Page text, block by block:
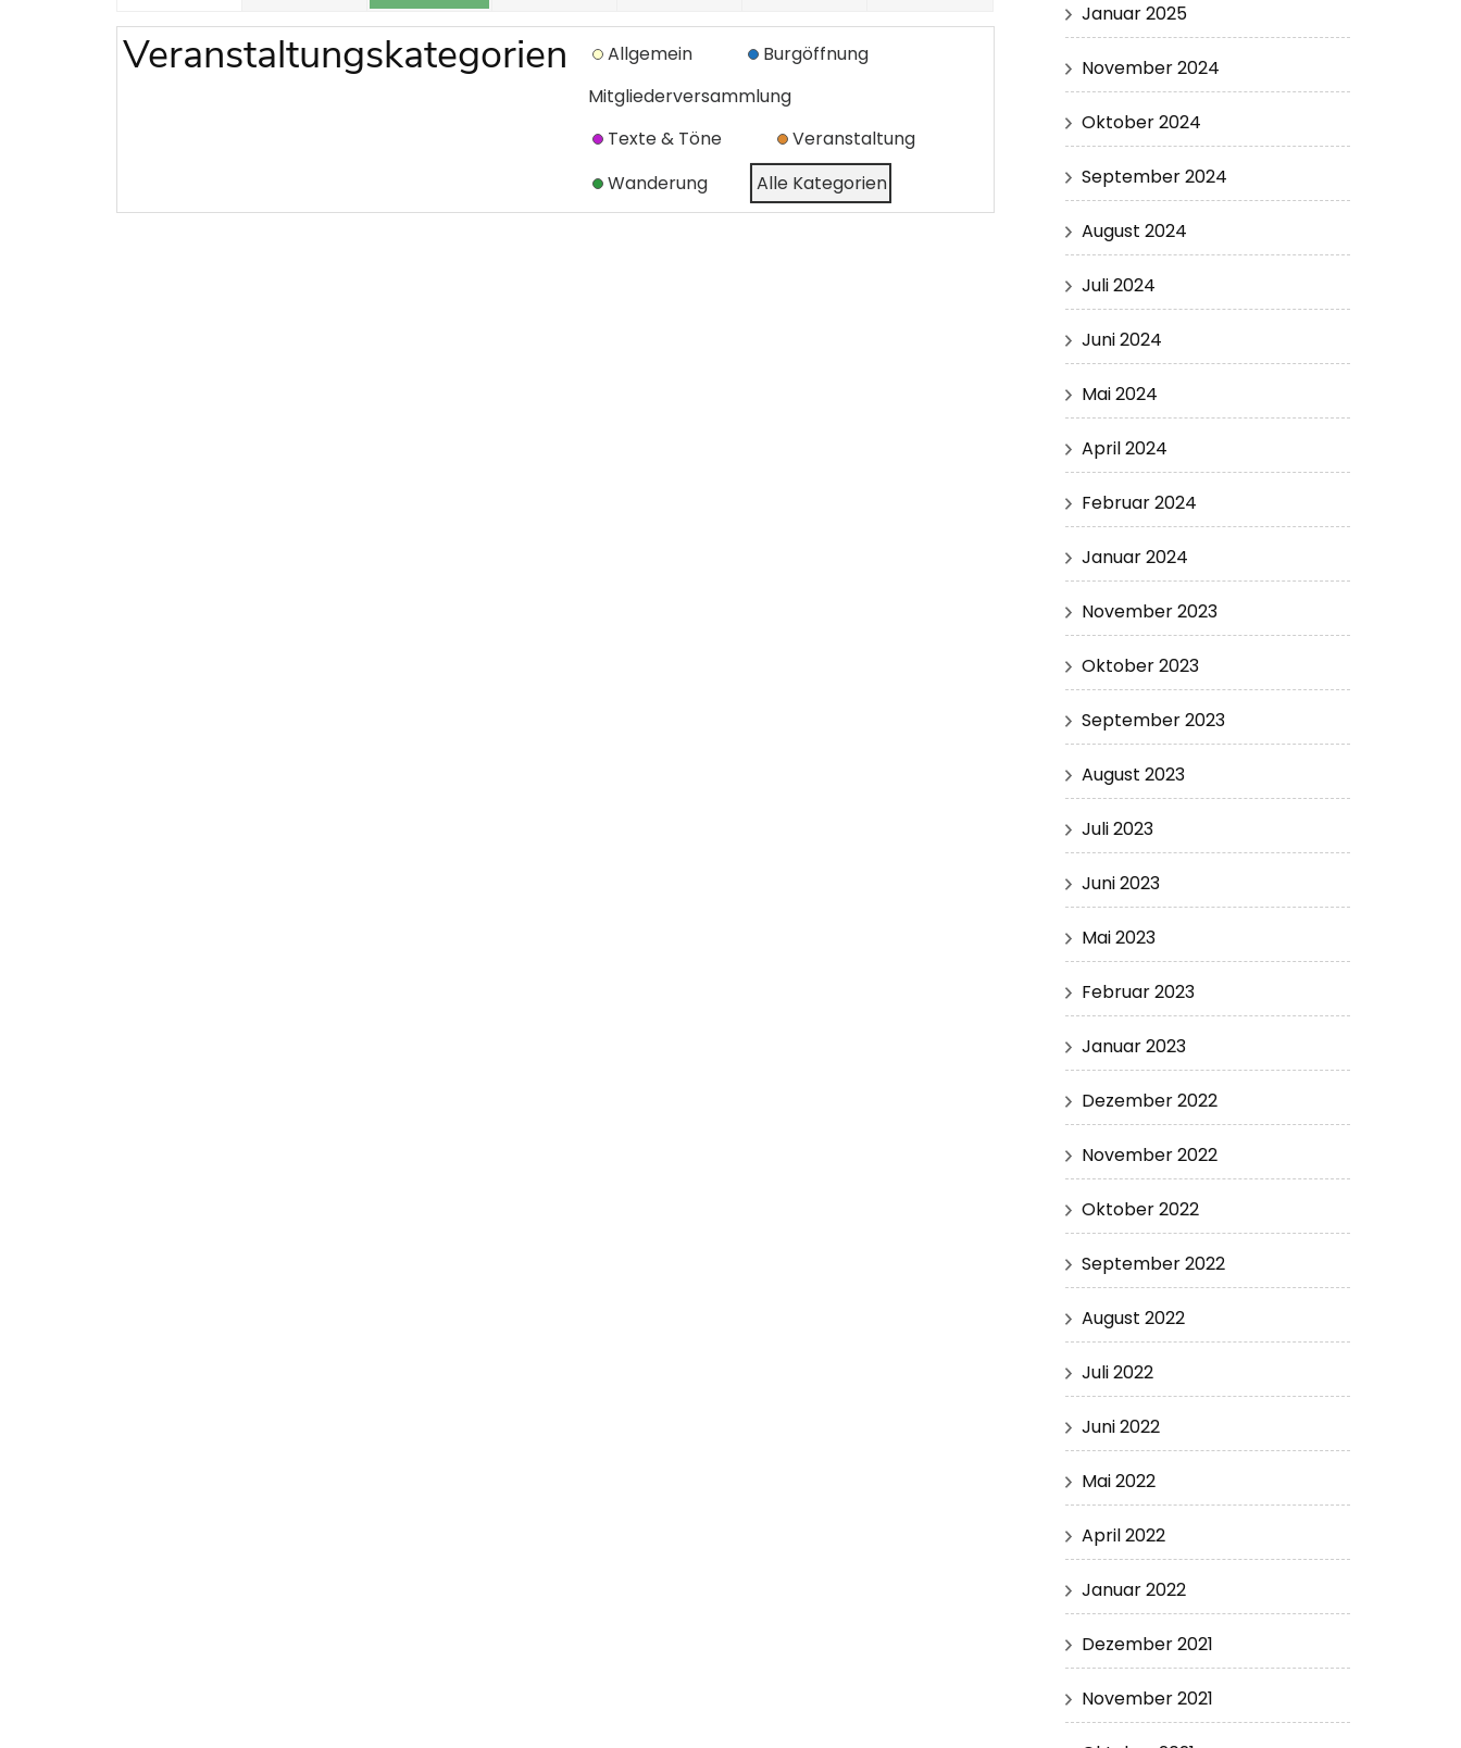
Veranstaltungskategorien Allgemein
Burgöffnung
Mitgliederversammlung
Texte & Töne
Veranstaltung
Wanderung
Alle Kategorien
Januar 2025
November 2024
Oktober 2024
September 2024
August 2024
Juli 2024
Juni 2024
Mai 2024
April 2024
Februar 2024
Januar 2024
November 2023
Oktober 2023
September 2023
August 2023
Juli 2023
Juni 2023
Mai 2023
Februar 2023
Januar 2023
Dezember 2022
November 2022
Oktober 2022
September 2022
August 2022
Juli 2022
Juni 2022
Mai 2022
April 2022
Januar 2022
Dezember 2021
November 2021